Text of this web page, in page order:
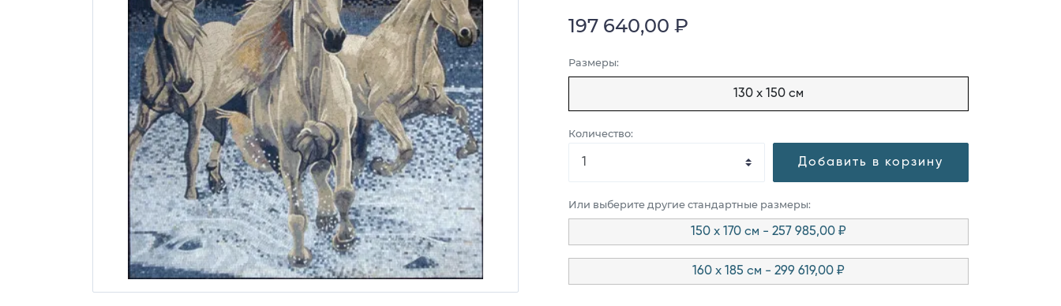
197 640,00 ₽
Размеры:
130 x 150 см
Количество:
Добавить в корзину
Или выберите другие стандартные размеры:
150 x 170 см - 257 985,00 ₽
160 x 185 см - 299 619,00 ₽